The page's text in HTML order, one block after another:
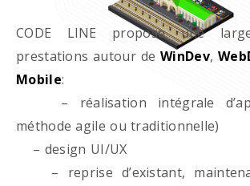
CODE LINE propose une
prestations autour deWinDev,
Mobile:
– réalisation intégrale
méthode agile ou traditionnelle)
– design UI/UX
– reprise d’existant,